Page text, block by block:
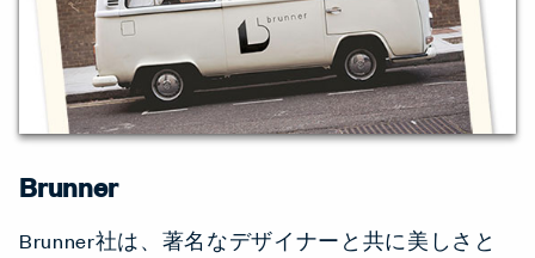
Brunner
Brunner社は、著名なデザイナーと共に美しさと